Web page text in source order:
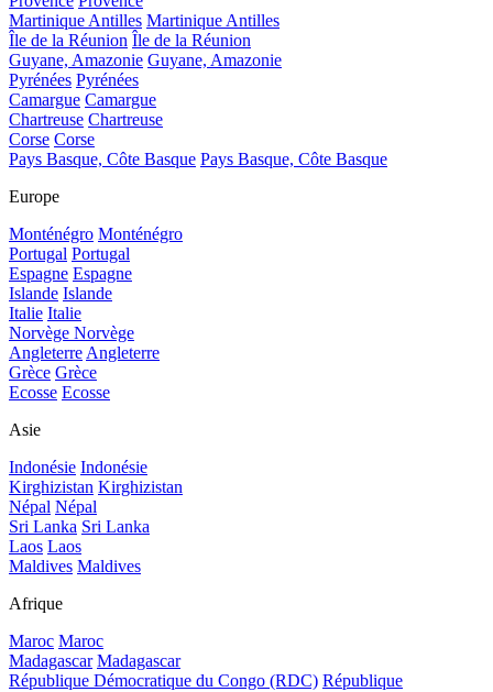
Martinique Antilles Martinique Antilles
Île de la Réunion Île de la Réunion
Guyane, Amazonie Guyane, Amazonie
Pyrénées Pyrénées
Camargue Camargue
Chartreuse Chartreuse
Corse Corse
Pays Basque, Côte Basque Pays Basque, Côte Basque
Europe
Monténégro Monténégro
Portugal Portugal
Espagne Espagne
Islande Islande
Italie Italie
Norvège Norvège
Angleterre Angleterre
Grèce Grèce
Ecosse Ecosse
Asie
Indonésie Indonésie
Kirghizistan Kirghizistan
Népal Népal
Sri Lanka Sri Lanka
Laos Laos
Maldives Maldives
Afrique
Maroc Maroc
Madagascar Madagascar
République Démocratique du Congo (RDC) République